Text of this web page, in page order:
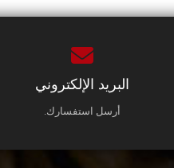
البريد الإلكتروني
أرسل استفسارك.